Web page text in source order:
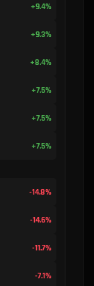
+9.4%
+9.3%
+8.4%
+7.5%
+7.5%
+7.5%
-14.8%
-14.6%
-11.7%
-7.1%